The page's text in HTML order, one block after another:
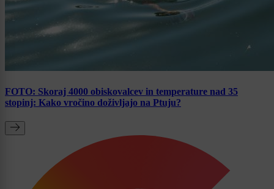
FOTO: Skoraj 4000 obiskovalcev in temperature nad 35
stopinj: Kako vročino doživljajo na Ptuju?